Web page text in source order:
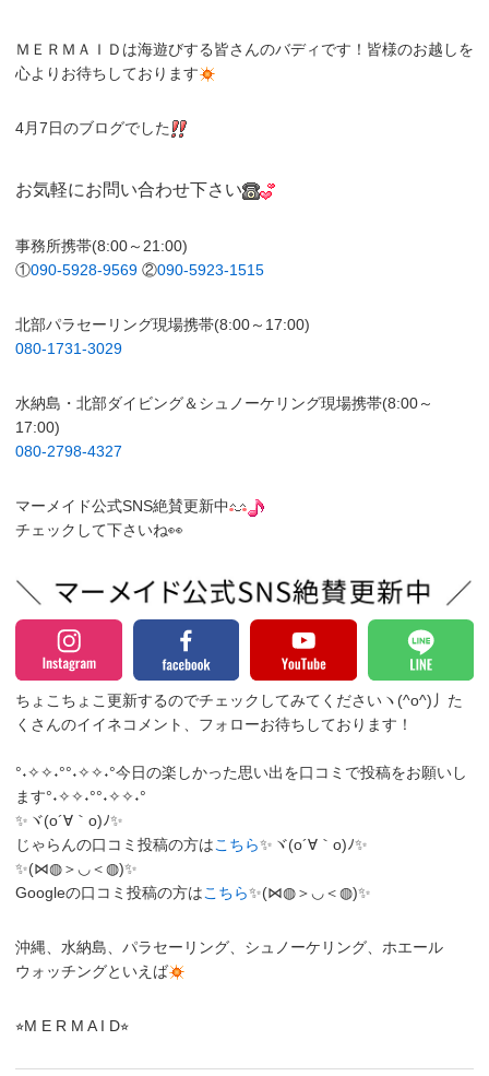
ＭＥＲＭＡＩＤは海遊びする皆さんのバディです！皆様のお越しを
心よりお待ちしております
4月7日のブログでした
お気軽にお問い合わせ下さい
事務所携帯(8:00～21:00)
①090-5928-9569 ②090-5923-1515
北部パラセーリング現場携帯(8:00～17:00)
080-1731-3029
水納島・北部ダイビング＆シュノーケリング現場携帯(8:00～
17:00)
080-2798-4327
マーメイド公式SNS絶賛更新中
チェックして下さいね👀
ちょこちょこ更新するのでチェックしてみてくださいヽ(^o^)丿 た
くさんのイイネコメント、フォローお待ちしております！
°˖✧✧˖°°˖✧✧˖°今日の楽しかった思い出を口コミで投稿をお願いし
ます°˖✧✧˖°°˖✧✧˖°
✨ヾ(o´∀｀o)ﾉ✨
じゃらんの口コミ投稿の方はこちら✨ヾ(o´∀｀o)ﾉ✨
✨(⋈◍＞◡＜◍)✨
Googleの口コミ投稿の方はこちら✨(⋈◍＞◡＜◍)✨
沖縄、水納島、パラセーリング、シュノーケリング、ホエール
ウォッチングといえば
⭐︎M E R M A I D⭐︎